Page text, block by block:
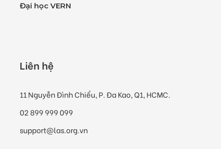
Đại học VERN
Liên hệ
11 Nguyễn Đình Chiểu, P. Đa Kao, Q1, HCMC.
02 899 999 099
support@las.org.vn